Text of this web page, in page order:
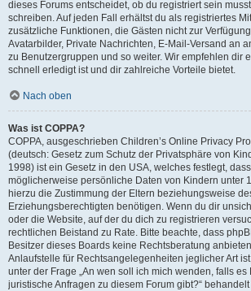
dieses Forums entscheidet, ob du registriert sein
schreiben. Auf jeden Fall erhältst du als registriertes
zusätzliche Funktionen, die Gästen nicht zur
Avatarbilder, Private Nachrichten, E-Mail-Versand an
zu Benutzergruppen und so weiter. Wir empfehlen dir
schnell erledigt ist und dir zahlreiche Vorteile bietet.
Nach oben
Was ist COPPA?
COPPA, ausgeschrieben Children’s Online Privacy
(deutsch: Gesetz zum Schutz der Privatsphäre von
1998) ist ein Gesetz in den USA, welches festlegt,
möglicherweise persönliche Daten von Kindern unter
hierzu die Zustimmung der Eltern beziehungsweise
Erziehungsberechtigten benötigen. Wenn du dir
oder die Website, auf der du dich zu registrieren
rechtlichen Beistand zu Rate. Bitte beachte, dass
Besitzer dieses Boards keine Rechtsberatung
Anlaufstelle für Rechtsangelegenheiten jeglicher Art
unter der Frage „An wen soll ich mich wenden, falls
juristische Anfragen zu diesem Forum gibt?“ behandelt